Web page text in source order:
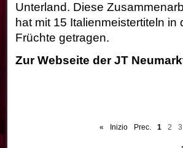
Unterland. Diese
hat mit 15 Italienmeistertiteln
Früchte getragen.
Zur Webseite der JT
« Inizio Prec. 1 2 3